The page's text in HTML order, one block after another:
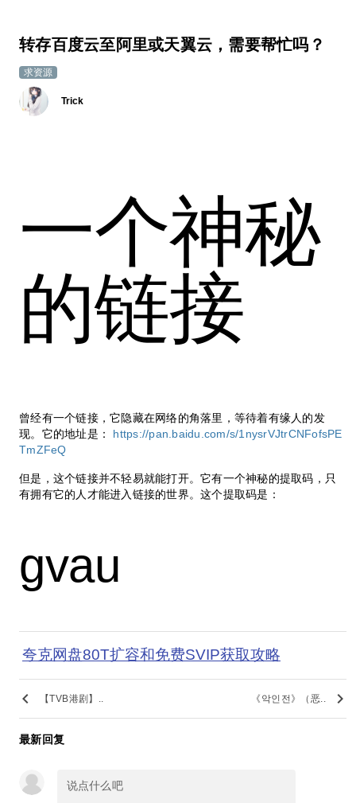
转存百度云至阿里或天翼云，需要帮忙吗？
求资源
Trick
一个神秘
的链接
曾经有一个链接，它隐藏在网络的角落里，等待着有缘人的发
现。它的地址是： https://pan.baidu.com/s/1nysrVJtrCNFofsPE
TmZFeQ
但是，这个链接并不轻易就能打开。它有一个神秘的提取码，只
有拥有它的人才能进入链接的世界。这个提取码是：
gvau
夸克网盘80T扩容和免费SVIP获取攻略
keyboard_arrow_left 【TVB港剧】.. 《악인전》（恶.. keyboard_arrow_right
最新回复